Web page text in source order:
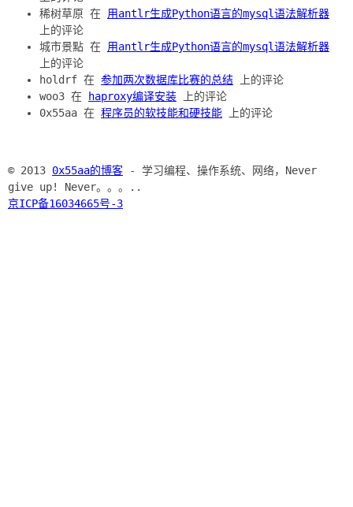
稀树草原 在 用antlr生成Python语言的mysql语法解析器
上的评论
城市景點 在 用antlr生成Python语言的mysql语法解析器
上的评论
holdrf 在 参加两次数据库比赛的总结 上的评论
woo3 在
haproxy编译安装 上的评论
0x55aa 在 程序员的软技能和硬技能 上的评论
© 2013 0x55aa的博客 - 学习编程、操作系统、网络，Never
give up! Never。。。..
京ICP备16034665号-3